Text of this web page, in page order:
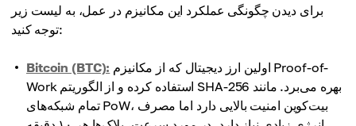
برای دیدن چگونگی عملکرد این مکانیزم در عمل، به لیست زیر
توجه کنید:
Bitcoin (BTC):
Work استفاده کرده و از الگوریتم SHA-256 بهره می‌برد. مانند
تمام شبکه‌های PoW، بیت‌کوین امنیت بالایی دارد اما مصرف